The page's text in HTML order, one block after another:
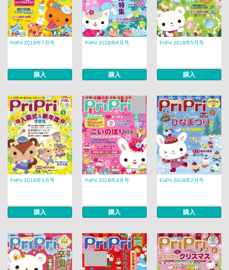
PriPri 2018年7月号
購入
PriPri 2018年6月号
購入
PriPri 2018年5月号
購入
PriPri 2018年3月号
購入
PriPri 2018年4月号
購入
PriPri 2018年2月号
購入